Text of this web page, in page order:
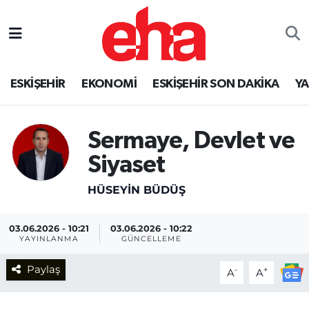
ESKİŞEHİR EKONOMİ ESKİŞEHİR SON DAKİKA
Sermaye, Devlet ve
Siyaset
HÜSEYİN BÜDÜŞ
03.06.2026 - 10:21
YAYINLANMA
03.06.2026 - 10:22
GÜNCELLEME
Paylaş A- A+